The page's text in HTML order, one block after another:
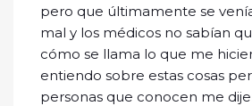
pero que últimamente se
mal y los médicos no sabían
cómo se llama lo que me
entiendo sobre estas cosas
personas que conocen me